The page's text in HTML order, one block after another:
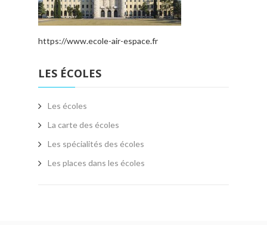
https://www.ecole-air-espace.fr
LES ÉCOLES
Les écoles
La carte des écoles
Les spécialités des écoles
Les places dans les écoles